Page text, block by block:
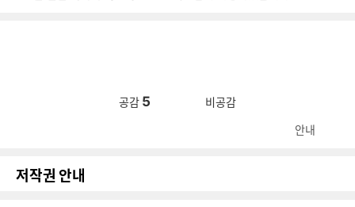
공감 5 비공감
안내
저작권 안내